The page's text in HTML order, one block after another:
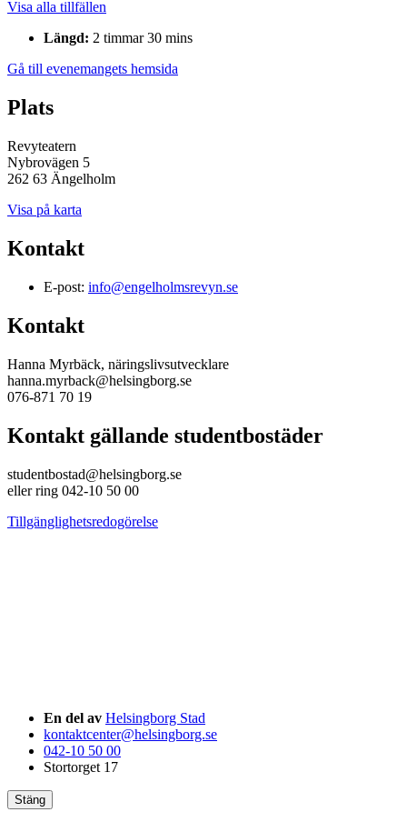
Visa alla tillfällen
Längd: 2 timmar 30 mins
Gå till evenemangets hemsida
Plats
Revyteatern
Nybrovägen 5
262 63 Ängelholm
Visa på karta
Kontakt
E-post: info@engelholmsrevyn.se
Kontakt
Hanna Myrbäck, näringslivsutvecklare
hanna.myrback@helsingborg.se
076-871 70 19
Kontakt gällande studentbostäder
studentbostad@helsingborg.se
eller ring 042-10 50 00
Tillgänglighetsredogörelse
En del av Helsingborg Stad
kontaktcenter@helsingborg.se
042-10 50 00
Stortorget 17
Stäng